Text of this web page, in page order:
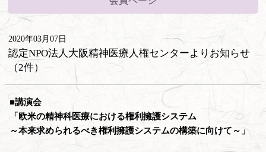
2020年03月07日
認定NPO法人大阪精神医療人権センターよりお知らせ
（2件）
■講演会
「欧米の精神科医療における権利擁護システム
～本来求められるべき権利擁護システムの構築に向けて～」